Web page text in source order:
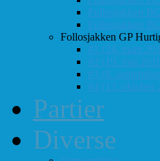
Follosjakken
Follosjakken
Follosjakken GP
#1 (24. mars
#2 (19. mai
#3 (8.
#4 (13. oktober
Partier
Diverse